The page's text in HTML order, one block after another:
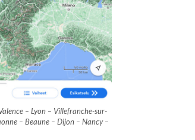
– Lyon – Villefranche-sur-
– Beaune – Dijon – Nancy –